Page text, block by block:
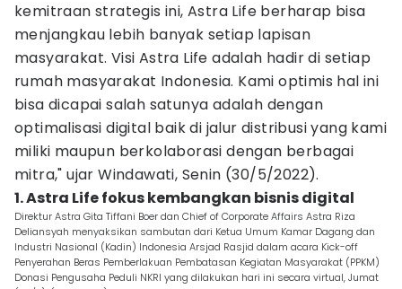
kemitraan strategis ini, Astra Life berharap bisa
menjangkau lebih banyak setiap lapisan
masyarakat. Visi Astra Life adalah hadir di setiap
rumah masyarakat Indonesia. Kami optimis hal ini
bisa dicapai salah satunya adalah dengan
optimalisasi digital baik di jalur distribusi yang kami
miliki maupun berkolaborasi dengan berbagai
mitra," ujar Windawati, Senin (30/5/2022).
1. Astra Life fokus kembangkan bisnis digital
Direktur Astra Gita Tiffani Boer dan Chief of Corporate Affairs Astra Riza
Deliansyah menyaksikan sambutan dari Ketua Umum Kamar Dagang dan
Industri Nasional (Kadin) Indonesia Arsjad Rasjid dalam acara Kick-off
Penyerahan Beras Pemberlakuan Pembatasan Kegiatan Masyarakat (PPKM)
Donasi Pengusaha Peduli NKRI yang dilakukan hari ini secara virtual, Jumat